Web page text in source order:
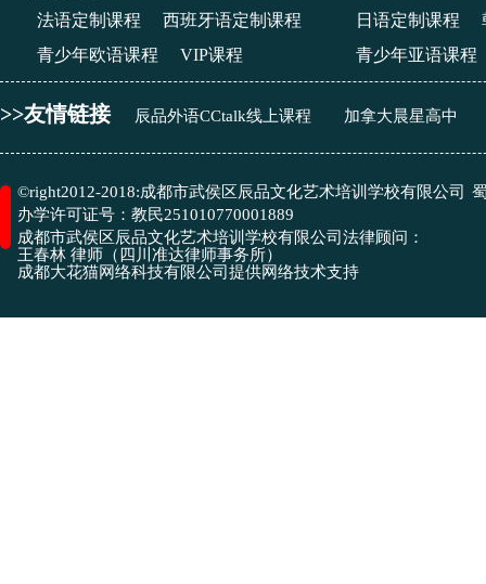
>>友情链接 辰品外语CCtalk线上课程 加拿大晨星高中
©right2012-2018:成都市武侯区辰品文化艺术培训学校有限公司
办学许可证号： 教民251010770001889
成都市武侯区辰品文化艺术培训学校有限公司法律顾问：
王春林 律师（四川准达律师事务所）
​成都大花猫网络科技有限公司 提供网络技术支持
日语定制课程
青少年亚语课程
法语定制课程
西班牙语定制课程
青少年欧语课程
VIP课程